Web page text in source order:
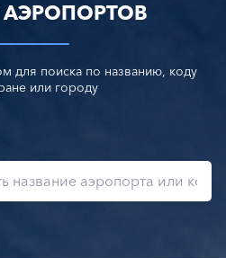
АЭРОПОРТОВ
для поиска по названию, коду
или городу